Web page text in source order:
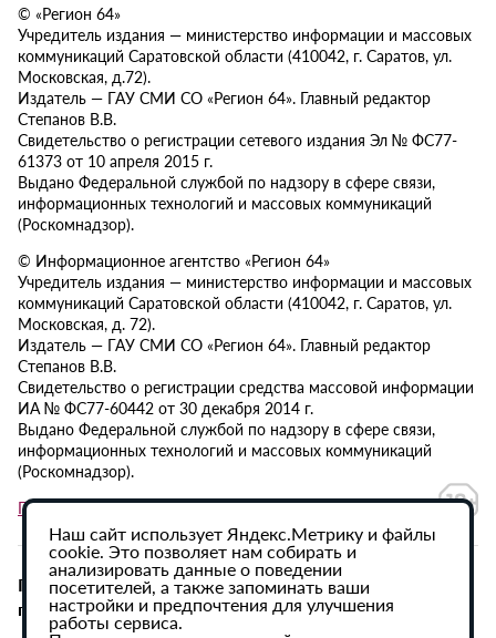
© «Регион 64»
Учредитель издания — министерство информации и массовых
коммуникаций Саратовской области (410042, г. Саратов, ул.
Московская, д.72).
Издатель — ГАУ СМИ СО «Регион 64». Главный редактор
Степанов В.В.
Свидетельство о регистрации сетевого издания Эл № ФС77-
61373 от 10 апреля 2015 г.
Выдано Федеральной службой по надзору в сфере связи,
информационных технологий и массовых коммуникаций
(Роскомнадзор).
© Информационное агентство «Регион 64»
Учредитель издания — министерство информации и массовых
коммуникаций Саратовской области (410042, г. Саратов, ул.
Московская, д. 72).
Издатель — ГАУ СМИ СО «Регион 64». Главный редактор
Степанов В.В.
Свидетельство о регистрации средства массовой информации
ИА № ФС77-60442 от 30 декабря 2014 г.
Выдано Федеральной службой по надзору в сфере связи,
информационных технологий и массовых коммуникаций
(Роскомнадзор).
Политика в отношении обработки персональных данных
При использовании материалов сайта активная
гиперссылка на ИА «Регион 64» обязательна.
Наш сайт использует Яндекс.Метрику и файлы
cookie. Это позволяет нам собирать и
анализировать данные о поведении
посетителей, а также запоминать ваши
настройки и предпочтения для улучшения
работы сервиса.